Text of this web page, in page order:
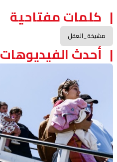
كلمات مفتاحية
مشيخة_العقل
أحدث الفيديوهات